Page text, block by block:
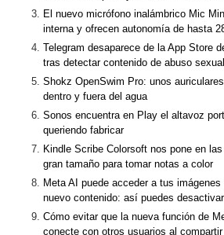
El nuevo micrófono inalámbrico Mic
interna y ofrecen autonomía de hasta
Telegram desaparece de la App Store
tras detectar contenido de abuso
Shokz OpenSwim Pro: unos
dentro y fuera del agua
Sonos encuentra en Play el altavoz
queriendo fabricar
Kindle Scribe Colorsoft nos pone en
gran tamaño para tomar notas a color
Meta AI puede acceder a tus
nuevo contenido: así puedes
Cómo evitar que la nueva función de
conecte con otros usuarios al